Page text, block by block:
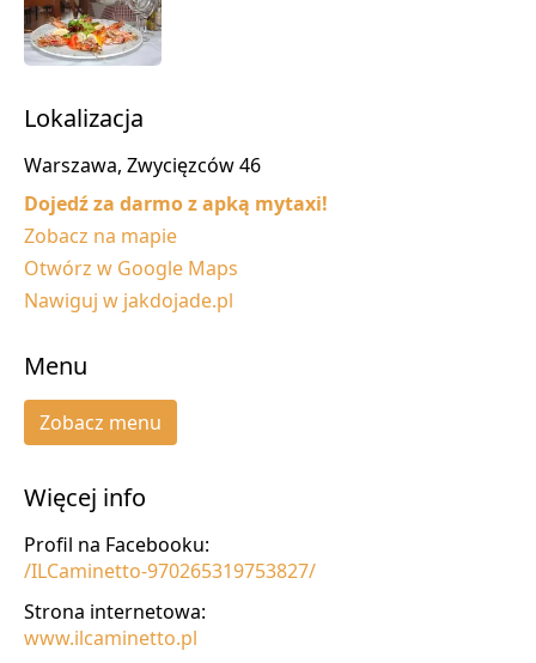
Lokalizacja
Warszawa, Zwycięzców 46
Dojedź za darmo z apką mytaxi!
Zobacz na mapie
Otwórz w Google Maps
Nawiguj w jakdojade.pl
Menu
Zobacz menu
Więcej info
Profil na Facebooku:
/ILCaminetto-970265319753827/
Strona internetowa:
www.ilcaminetto.pl